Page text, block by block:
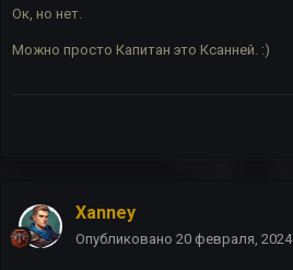
Ок, но нет.
Можно просто Капитан это Ксанней. :)
Xanney
Опубликовано 20 февраля, 2024